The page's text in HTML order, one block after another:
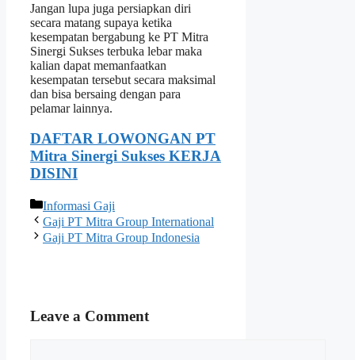
Jangan lupa juga persiapkan diri
secara matang supaya ketika
kesempatan bergabung ke PT Mitra
Sinergi Sukses terbuka lebar maka
kalian dapat memanfaatkan
kesempatan tersebut secara maksimal
dan bisa bersaing dengan para
pelamar lainnya.
DAFTAR LOWONGAN PT
Mitra Sinergi Sukses KERJA
DISINI
Categories
Informasi Gaji
Gaji PT Mitra Group International
Gaji PT Mitra Group Indonesia
Leave a Comment